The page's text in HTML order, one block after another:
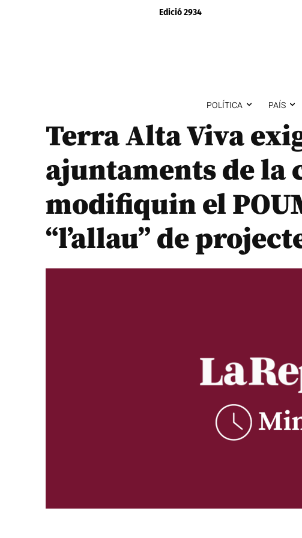
Edició 2934
POLÍTICA PAÍS
Terra Alta Viva
ajuntaments de la
modifiquin el
“l’allau” de